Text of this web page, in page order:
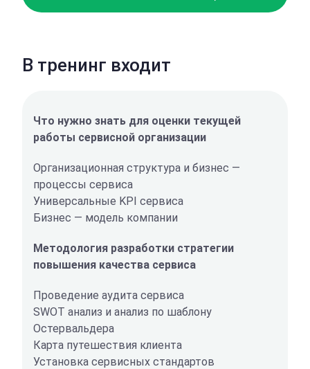
В тренинг входит
Что нужно знать для оценки текущей
работы сервисной организации
Организационная структура и бизнес —
процессы сервиса
Универсальные KPI сервиса
Бизнес — модель компании
Методология разработки стратегии
повышения качества сервиса
Проведение аудита сервиса
SWOT анализ и анализ по шаблону
Остервальдера
Карта путешествия клиента
Установка сервисных стандартов